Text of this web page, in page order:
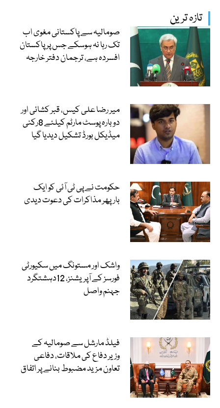
تازہ ترین
صومالیہ سے پاکستانی مغوی اب
تک رہا نہ ہوسکے جس پر پاکستان
افسردہ ہے، ترجمان دفتر خارجہ
میر رضا علی کیس، قبر کشائی اور
دوبارہ پوسٹ مارٹم کیلئے 8رکنی
میڈیکل بورڈ تشکیل دیدیا گیا
حکومت نے پی ٹی آئی کو ایک
بارپھر مذاکرات کی دعوت دیدی
واشک اور مستونگ میں سکیورٹی
فورسز کے آپریشنز، 12دہشتگرد
جہنم واصل
فیلڈ مارشل سے صومالیہ کے
وزیر دفاع کی ملاقات، دفاعی
تعاون مزید مضبوط بنانے پر اتفاق